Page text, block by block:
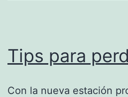
Tips para
Con la nueva estación